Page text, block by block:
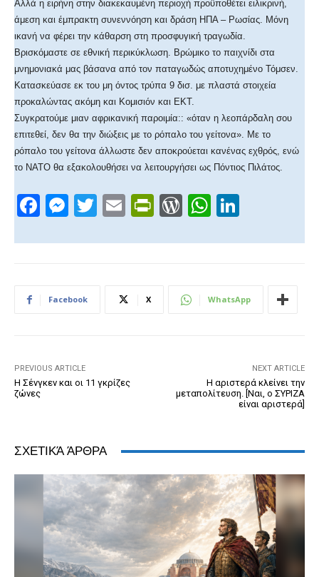
Αλλά η ειρήνη στην διακεκαυμένη περιοχή προϋποθέτει ειλικρινή,
άμεση και έμπρακτη συνεννόηση και δράση ΗΠΑ – Ρωσίας. Μόνη
ικανή να φέρει την κάθαρση στη προσφυγική τραγωδία.
Βρισκόμαστε σε εθνική περικύκλωση. Βρώμικο το παιχνίδι στα
μνημονιακά μας βάσανα από τον παταγωδώς αποτυχημένο Τόμσεν.
Κατασκεύασε εκ του μη όντος τρύπα 9 δισ. με πλαστά στοιχεία
προκαλώντας ακόμη και Κομισιόν και ΕΚΤ.
Συγκρατούμε μιαν αφρικανική παροιμία:: «όταν η λεοπάρδαλη σου
επιτεθεί, δεν θα την διώξεις με το ρόπαλο του γείτονα». Με το
ρόπαλο του γείτονα άλλωστε δεν αποκρούεται κανένας εχθρός, ενώ
το ΝΑΤΟ θα εξακολουθήσει να λειτουργήσει ως Πόντιος Πιλάτος.
F
c
b
k
M
ss
n
T
tt
E
ail
Pr
tF
W
d
e
W
at
A
k
dI
Facebook X WhatsApp
PREVIOUS ARTICLE
Η Σένγκεν και οι 11 γκρίζες
ζώνες
NEXT ARTICLE
Η αριστερά κλείνει την
μεταπολίτευση. [Ναι, ο ΣΥΡΙΖΑ
είναι αριστερά]
ΣΧΕΤΙΚΆ ΆΡΘΡΑ